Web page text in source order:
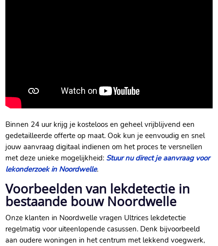
Binnen 24 uur krijg je kosteloos en geheel vrijblijvend een
gedetailleerde offerte op maat.​ Ook kun je eenvoudig en snel
jouw aanvraag digitaal indienen om het proces te versnellen
met deze unieke mogelijkheid: Stuur nu direct je aanvraag voor
lekonderzoek in Noordwelle.​
Voorbeelden van lekdetectie in
bestaande bouw Noordwelle
Onze klanten in Noordwelle vragen Ultrices lekdetectie
regelmatig voor uiteenlopende casussen.​ Denk bijvoorbeeld
aan oudere woningen in het centrum met lekkend voegwerk,